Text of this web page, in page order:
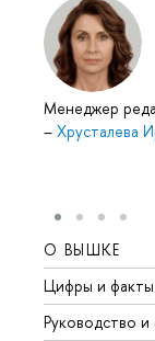
Менеджер
– Хрусталева
О ВЫШКЕ
Цифры и факты
Руководство и